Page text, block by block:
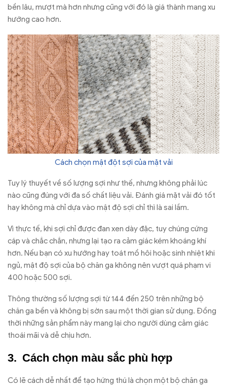
bền lâu, mượt mà hơn nhưng cũng với đó là giá thành mang xu
hướng cao hơn.
Cách chọn mật đột sợi của mặt vải
Tuy lý thuyết về số lượng sợi như thế, nhưng không phải lúc
nào cũng đúng với đa số chất liệu vải. Đánh giá mặt vải đó tốt
hay không mà chỉ dựa vào mật độ sợi chỉ thì là sai lầm.
Vì thực tế, khi sợi chỉ được đan xen dày đặc, tuy chúng cứng
cáp và chắc chắn, nhưng lại tạo ra cảm giác kém khoáng khí
hơn. Nếu bạn có xu hướng hay toát mồ hôi hoặc sinh nhiệt khi
ngủ, mật độ sợi của bộ chăn ga không nên vượt quá phạm vi
400 hoặc 500 sợi.
Thông thường số lượng sợi từ 144 đến 250 trên những bộ
chăn ga bền và không bị sờn sau một thời gian sử dụng. Đồng
thời những sản phẩm này mang lại cho người dùng cảm giác
thoái mãi và dễ chịu hơn.
Cách chọn màu sắc phù hợp
Có lẽ cách dễ nhất để tạo hứng thú là chọn một bộ chăn ga